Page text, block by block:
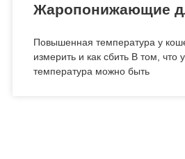
Жаропонижающие
Повышенная температура у
измерить и как сбить В том, что
температура можно быть